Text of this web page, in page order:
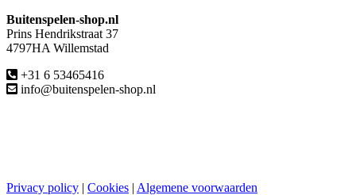
Buitenspelen-shop.nl
Prins Hendrikstraat 37
4797HA Willemstad
+31 6 53465416
info@buitenspelen-shop.nl
Privacy policy | Cookies | Algemene voorwaarden